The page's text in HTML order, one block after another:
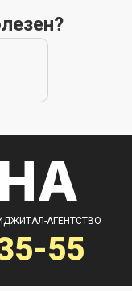
АГЕНТСТВО
55